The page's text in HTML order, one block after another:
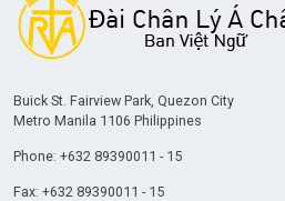
Buick St. Fairview Park, Quezon City
Metro Manila 1106 Philippines
Phone: +632 89390011 - 15
Fax: +632 89390011 - 15